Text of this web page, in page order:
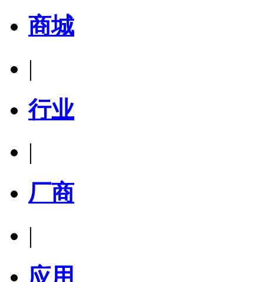
商城
|
行业
|
厂商
|
应用